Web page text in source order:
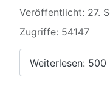
Veröffentlicht: 27.
Zugriffe: 54147
Weiterlesen: